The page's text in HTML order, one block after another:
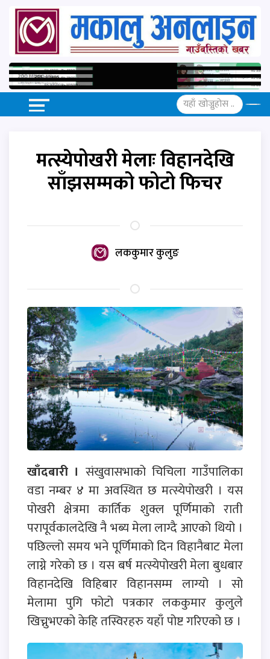
मत्स्येपोखरी मेलाः विहानदेखि
साँझसम्मको फोटो फिचर
लककुमार कुलुङ
खाँदबारी । संखुवासभाको चिचिला गाउँपालिका
वडा नम्बर ४ मा अवस्थित छ मत्स्येपोखरी । यस
पोखरी क्षेत्रमा कार्तिक शुक्ल पूर्णिमाको राती
परापूर्वकालदेखि नै भब्य मेला लाग्दै आएको थियो ।
पछिल्लो समय भने पूर्णिमाको दिन विहानैबाट मेला
लाग्ने गरेको छ । यस बर्ष मत्स्येपोखरी मेला बुधबार
विहानदेखि विहिबार विहानसम्म लाग्यो । सो
मेलामा पुगि फोटो पत्रकार लककुमार कुलुले
खिच्नुभएको केहि तस्विरहरु यहाँ पोष्ट गरिएको छ ।